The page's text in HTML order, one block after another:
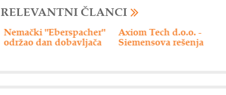
RELEVANTNI ČLANCI
Axiom Tech d.o.o. -
Siemensova rešenja
Drumska strela 2016